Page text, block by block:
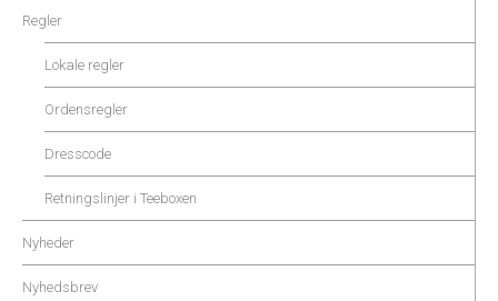
Regler
Lokale regler
Ordensregler
Dresscode
Retningslinjer i Teeboxen
Nyheder
Nyhedsbrev